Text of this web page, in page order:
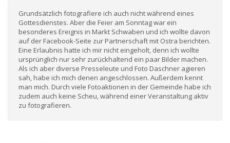
Grundsätzlich fotografiere ich auch nicht während eines
Gottesdienstes. Aber die Feier am Sonntag war ein
besonderes Ereignis in Markt Schwaben und ich wollte davon
auf der Facebook-Seite zur Partnerschaft mit Ostra berichten.
Eine Erlaubnis hatte ich mir nicht eingeholt, denn ich wollte
ursprünglich nur sehr zurückhaltend ein paar Bilder machen.
Als ich aber diverse Presseleute und Foto Daschner agieren
sah, habe ich mich denen angeschlossen. Außerdem kennt
man mich. Durch viele Fotoaktionen in der Gemeinde habe ich
zudem auch keine Scheu, während einer Veranstaltung aktiv
zu fotografieren.